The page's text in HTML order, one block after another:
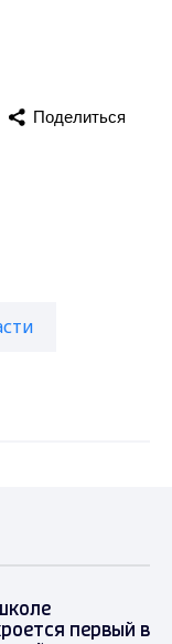
Поделиться
первый в